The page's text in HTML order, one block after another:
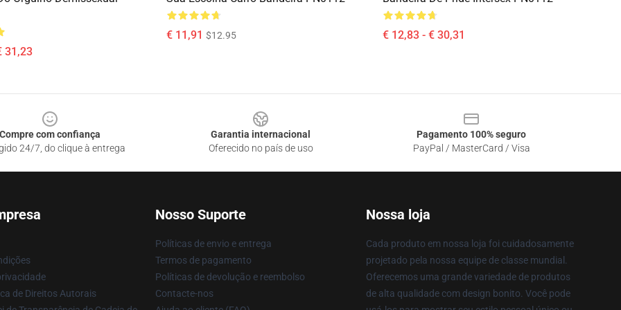
31,23
€ 11,91 $12.95 € 12,83 - € 30,31
Compre com confiança
24/7, do clique à entrega
Garantia internacional
Oferecido no país de uso
Pagamento 100% seguro
PayPal / MasterCard / Visa
de Direitos Autorais
Nosso Suporte
Políticas de envio e entrega
Termos de pagamento
Políticas de devolução e reembolso
Contacte-nos
Nossa loja
Cada produto em nossa loja foi cuidadosamente
projetado pela nossa equipe de classe mundial.
Oferecemos uma grande variedade de produtos
de alta qualidade com design bonito. Você pode